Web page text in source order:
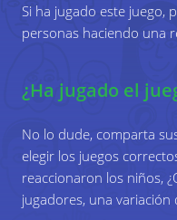
Si ha jugado este juego,
personas haciendo una
¿Ha jugado el
No lo dude, comparta
elegir los juegos
reaccionaron los niños,
jugadores, una